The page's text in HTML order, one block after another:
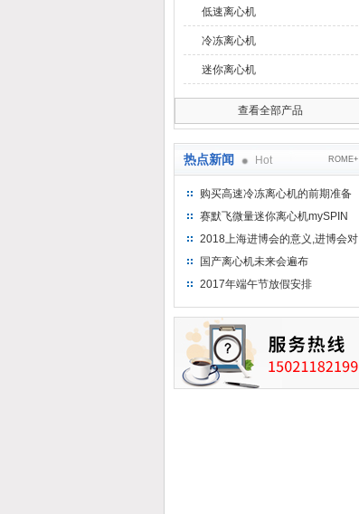
低速离心机
冷冻离心机
迷你离心机
查看全部产品
热点新闻 Hot ROME+
购买高速冷冻离心机的前期准备
工作
赛默飞微量迷你离心机mySPIN
12
2018上海进博会的意义,进博会对
上海的影响有哪些？
国产离心机未来会遍布
2017年端午节放假安排